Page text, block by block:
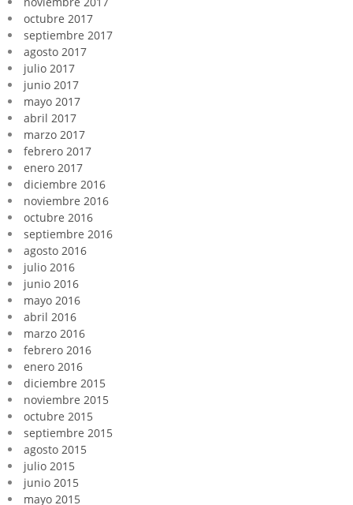
octubre 2017
septiembre 2017
agosto 2017
julio 2017
junio 2017
mayo 2017
abril 2017
marzo 2017
febrero 2017
enero 2017
diciembre 2016
noviembre 2016
octubre 2016
septiembre 2016
agosto 2016
julio 2016
junio 2016
mayo 2016
abril 2016
marzo 2016
febrero 2016
enero 2016
diciembre 2015
noviembre 2015
octubre 2015
septiembre 2015
agosto 2015
julio 2015
junio 2015
mayo 2015